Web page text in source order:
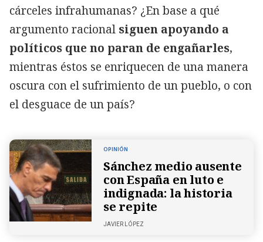
cárceles infrahumanas? ¿En base a qué
argumento racional siguen apoyando a
políticos que no paran de engañarles,
mientras éstos se enriquecen de una manera
oscura con el sufrimiento de un pueblo, o con
el desguace de un país?
OPINIÓN
Sánchez medio ausente
con España en luto e
indignada: la historia
se repite
JAVIER LÓPEZ